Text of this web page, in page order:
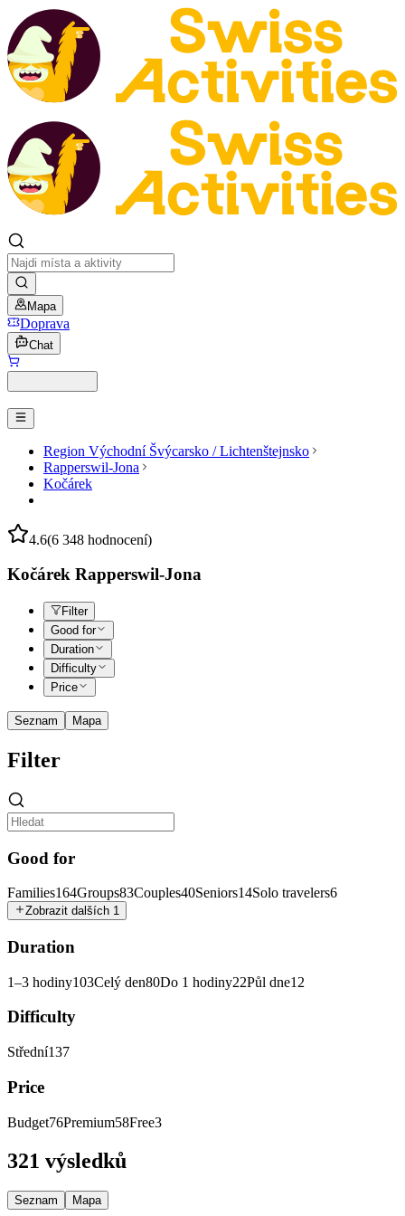
Mapa
Doprava
Chat
Region Východní Švýcarsko / Lichtenštejnsko
Rapperswil-Jona
Kočárek
4.6(6 348 hodnocení)
Kočárek Rapperswil-Jona
Filter
Good for
Duration
Difficulty
Price
Seznam Mapa
Filter
Good for
Families164Groups83Couples40Seniors14Solo travelers6
Zobrazit dalších 1
Duration
1–3 hodiny103Celý den80Do 1 hodiny22Půl dne12
Difficulty
Střední137
Price
Budget76Premium58Free3
321 výsledků
Seznam Mapa